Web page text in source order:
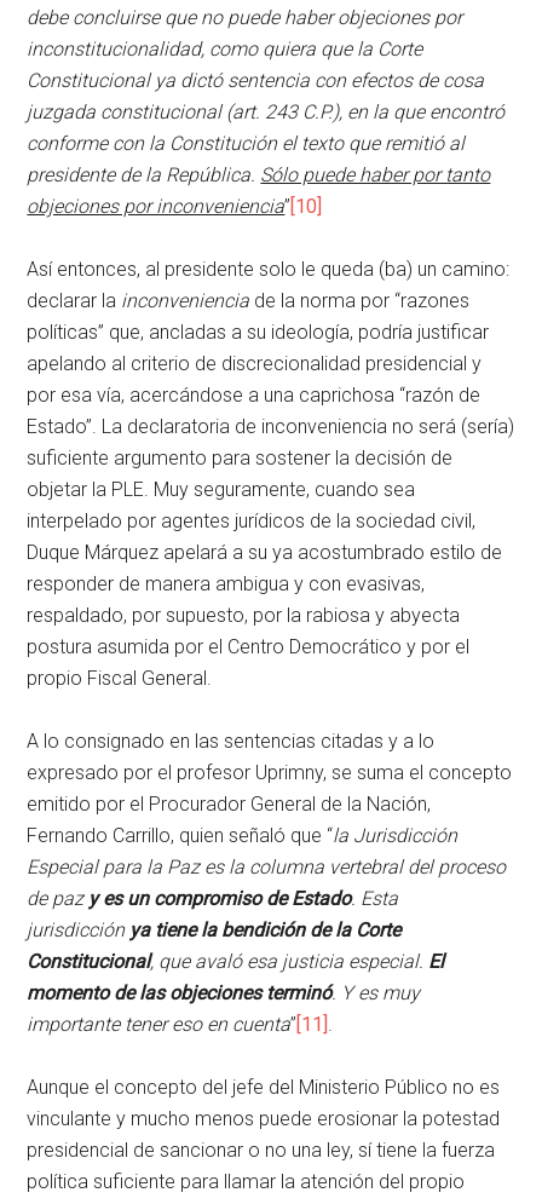
debe concluirse que no puede haber objeciones por
inconstitucionalidad, como quiera que la Corte
Constitucional ya dictó sentencia con efectos de cosa
juzgada constitucional (art. 243 C.P.), en la que encontró
conforme con la Constitución el texto que remitió al
presidente de la República. Sólo puede haber por tanto
objeciones por inconveniencia” [10]
Así entonces, al presidente solo le queda (ba) un camino:
declarar la inconveniencia de la norma por “razones
políticas” que, ancladas a su ideología, podría justificar
apelando al criterio de discrecionalidad presidencial y
por esa vía, acercándose a una caprichosa “razón de
Estado”. La declaratoria de inconveniencia no será (sería)
suficiente argumento para sostener la decisión de
objetar la PLE. Muy seguramente, cuando sea
interpelado por agentes jurídicos de la sociedad civil,
Duque Márquez apelará a su ya acostumbrado estilo de
responder de manera ambigua y con evasivas,
respaldado, por supuesto, por la rabiosa y abyecta
postura asumida por el Centro Democrático y por el
propio Fiscal General.
A lo consignado en las sentencias citadas y a lo
expresado por el profesor Uprimny, se suma el concepto
emitido por el Procurador General de la Nación,
Fernando Carrillo, quien señaló que “la Jurisdicción
Especial para la Paz es la columna vertebral del proceso
de paz y es un compromiso de Estado. Esta
jurisdicción ya tiene la bendición de la Corte
Constitucional, que avaló esa justicia especial. El
momento de las objeciones terminó. Y es muy
importante tener eso en cuenta” [11] .
Aunque el concepto del jefe del Ministerio Público no es
vinculante y mucho menos puede erosionar la potestad
presidencial de sancionar o no una ley, sí tiene la fuerza
política suficiente para llamar la atención del propio